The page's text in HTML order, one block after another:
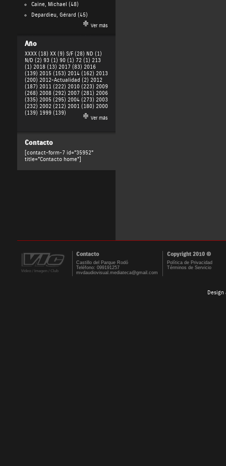
Caine, Michael (48)
Depardieu, Gérard (45)
Ver más
Año
XXXX (18) XX (9) S/F (28) ND (1)
N/D (2) 93 (1) 90 (1) 72 (1) 213
(1) 2018 (13) 2017 (83) 2016
(139) 2015 (153) 2014 (162) 2013
(200) 2012-Actualidad (2) 2012
(187) 2011 (222) 2010 (223) 2009
(268) 2008 (292) 2007 (281) 2006
(335) 2005 (295) 2004 (273) 2003
(232) 2002 (212) 2001 (180) 2000
(139) 1999 (139)
Ver más
Contacto
[contact-form-7 id="35952"
title="Contacto home"]
Contacto Copyright 2010 ©
Castillo del Parque Rodó
Teléfono: 099191257
mvdaudiovisual.mediateca@gmail.com
Política de Privacidad
Términos de Servicio